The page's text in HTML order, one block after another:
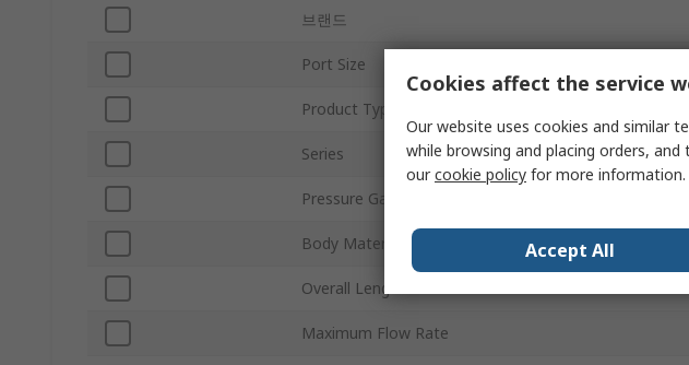
브랜드
Port Size
Product Type
Series
Pressure Gauge Port Size
Body Material
Overall Length
Maximum Flow Rate
Cookies affect the service
Our website uses cookies and similar
while browsing and placing orders,
ourcookie policy for more information.
Accept All